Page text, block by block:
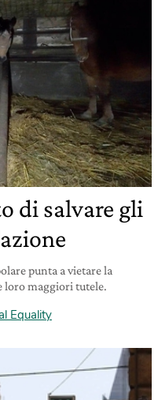
di salvare gli
punta a vietare la
loro maggiori tutele.
Equality